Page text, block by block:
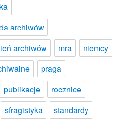
archiwów
archiwów
mra
niemcy
praga
publikacje
rocznice
sfragistyka standardy